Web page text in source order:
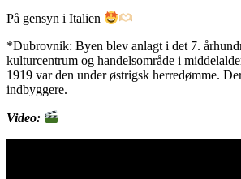
På gensyn i Italien
*Dubrovnik: Byen blev anlagt i det 7.
kulturcentrum og handelsområde i
1919 var den under østrigsk herredømme.
indbyggere.
Video: